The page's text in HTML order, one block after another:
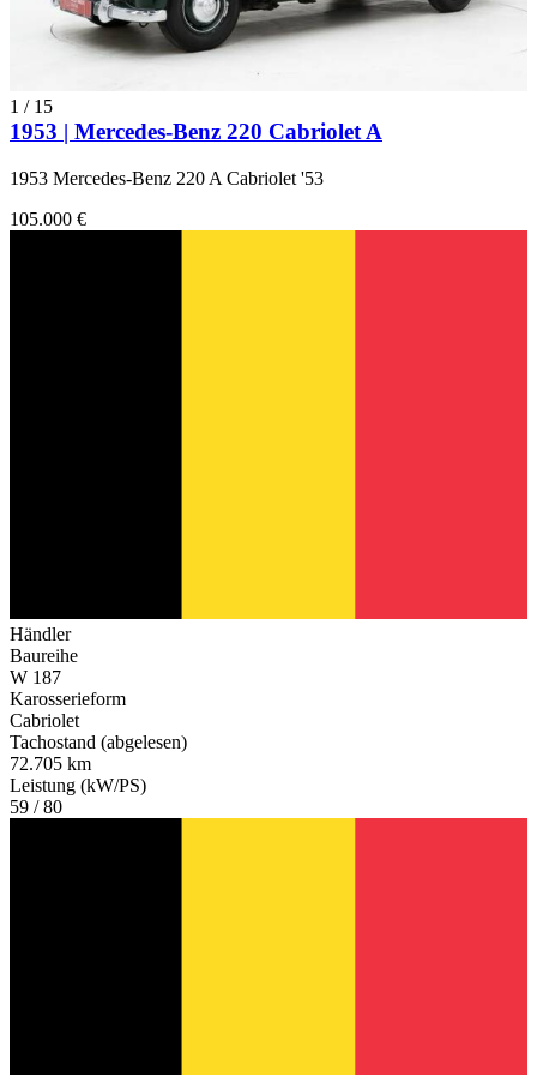
1 / 15
1953 | Mercedes-Benz 220 Cabriolet A
1953 Mercedes-Benz 220 A Cabriolet '53
105.000 €
Händler
Baureihe
W 187
Karosserieform
Cabriolet
Tachostand (abgelesen)
72.705 km
Leistung (kW/PS)
59 / 80